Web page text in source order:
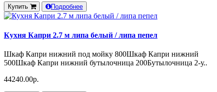
Купить Подробнее
Кухня Капри 2.7 м липа белый / липа пепел
Шкаф Капри нижний под мойку 800Шкаф Капри нижний
500Шкаф Капри нижний бутылочница 200Бутылочница 2-у..
44240.00р.